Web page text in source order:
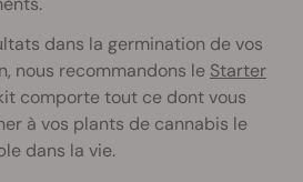
dans la germination de vos
nous recommandons le Starter
comporte tout ce dont vous
à vos plants de cannabis le
dans la vie.